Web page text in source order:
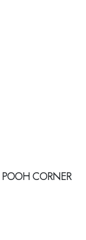
CORNER